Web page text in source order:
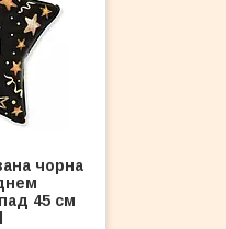
чорна
45 см